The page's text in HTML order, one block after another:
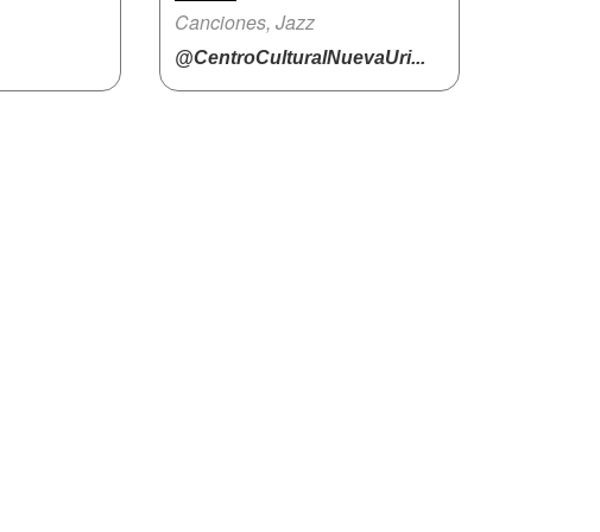
Canciones, Jazz
@CentroCulturalNuevaUri...